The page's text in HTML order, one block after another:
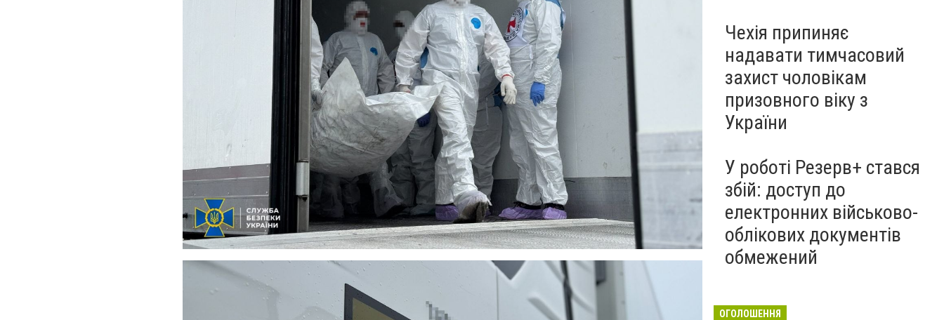
Чехія припиняє
надавати тимчасовий
захист чоловікам
призовного віку з
України
У роботі Резерв+ стався
збій: доступ до
електронних військово-
облікових документів
обмежений
ОГОЛОШЕННЯ